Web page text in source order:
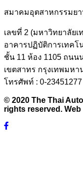
สมาคมอุตสาหกรรมย
เลขที่ 2 (มหาวิทยาลัย
อาคารปฏิบัติการเทคโ
ชั้น 11 ห้อง 1105 ถนน
เขตสาทร กรุงเทพมหา
โทรศัพท์ : 0-23451277
© 2020 The Thai
rights reserved. Web